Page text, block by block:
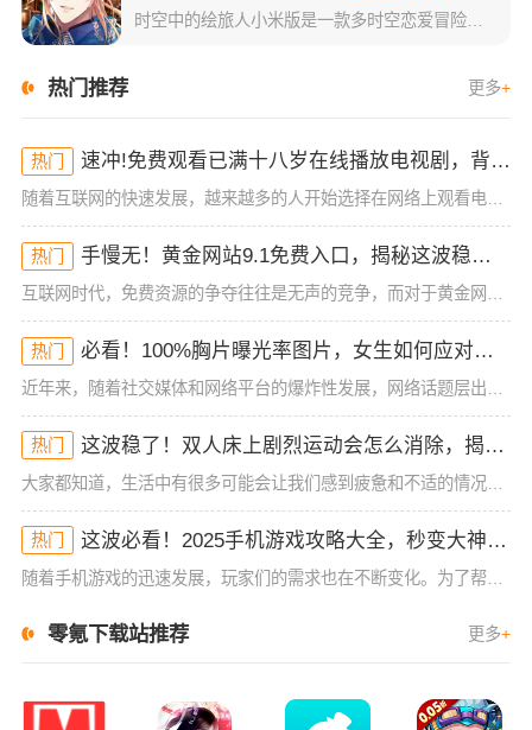
热门推荐 更多+
热门 速冲!免费观看已满十八岁在线播放电视剧，背后秘密竟然如此惊人！
随着互联网的快速发展，越来越多的人开始选择在网络上观看电视剧。尤其是免费观看已满十八岁在线播放电视剧，吸引了不少影视爱好者的眼球。然而，这种类型的资源背后藏着哪些不为人知的秘密？不仅让人感叹“破防”，
热门 手慢无！黄金网站9.1免费入口，揭秘这波稳了的福利！
热门 必看！100%胸片曝光率图片，女生如何应对这波“网络热潮”？
热门 这波稳了！双人床上剧烈运动会怎么消除，揭秘3个实用方法！
大家都知道，生活中有很多可能会让我们感到疲惫和不适的情况，尤其是在忙碌的工作和生活压力下。最近，“双人床上剧烈运动会怎么消除”这一话题被不少网友关注，大家似乎对这一问题产生了极大的兴趣。那么，究竟该如
热门 这波必看！2025手机游戏攻略大全，秒变大神手慢无
零氪下载站推荐 更多+